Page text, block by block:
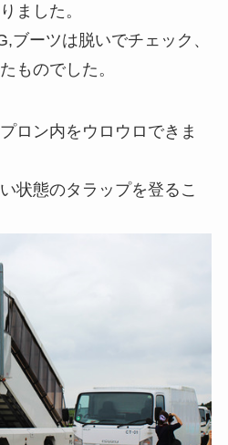
ました。
ブーツは脱いでチェック、
ものでした。
ロン内をウロウロできま
状態のタラップを登るこ